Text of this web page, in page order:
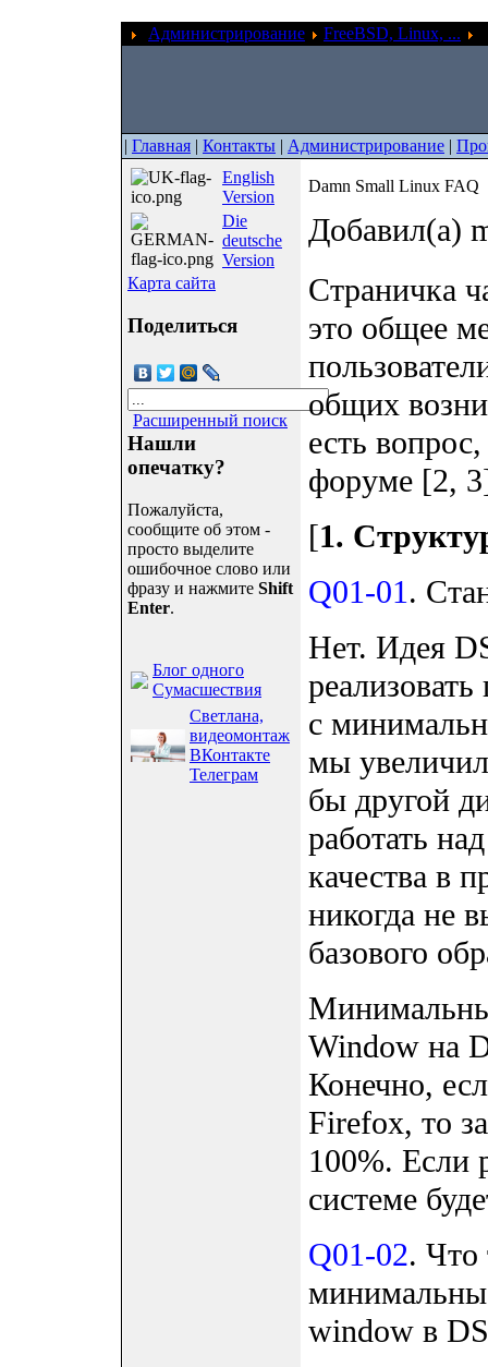
Администрирование FreeBSD, Linux, ...
| Главная | Контакты | Администрирование |
English
Version
Die
deutsche
Version
Карта сайта
Поделиться
Расширенный поиск
Нашли
опечатку?
Пожалуйста,
сообщите об этом -
просто выделите
ошибочное слово или
фразу и нажмите Shift
Enter.
Блог одного
Сумасшествия
Светлана,
видеомонтаж
ВКонтакте
Телеграм
Damn Small Linux FAQ
Добавил(а)
Страничка
это общее
общих
есть
форуме [2,
[1.
Q01-01.
Нет. Идея
с
мы
бы другой
работать
качества в
никогда не
базового
Window на
Конечно,
Firefox, то
100%. Если
системе
Q01-02. Что
window в